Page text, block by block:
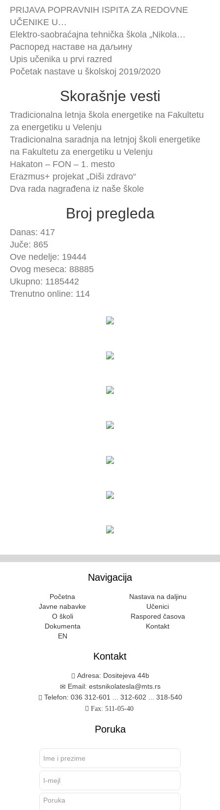
PRIJAVA POPRAVNIH ISPITA ZA REDOVNE
UČENIKE U…
Elektro-saobraćajna tehnička škola „Nikola…
Распоред наставе на даљину
Upis učenika u prvi razred
Početak nastave u školskoj 2019/2020
Skorašnje vesti
Tradicionalna letnja škola energetike na Fakultetu
za energetiku u Velenju
Tradicionalna saradnja na letnjoj školi energetike
na Fakultetu za energetiku u Velenju
Hakaton – FON – 1. mesto
Erazmus+ projekat „Diši zdravo“
Dva rada nagrađena iz naše škole
Broj pregleda
Danas: 417
Juče: 865
Ove nedelje: 19444
Ovog meseca: 88885
Ukupno: 1185442
Trenutno online: 114
Navigacija
Početna
Nastava na daljinu
Javne nabavke
Učenici
O školi
Raspored časova
Dokumenta
Kontakt
EN
Kontakt
Adresa: Dositejeva 44b
Email: estsnikolatesla@mts.rs
Telefon: 036 312-601 ... 312-602 ... 318-540
Fax: 511-05-40
Poruka